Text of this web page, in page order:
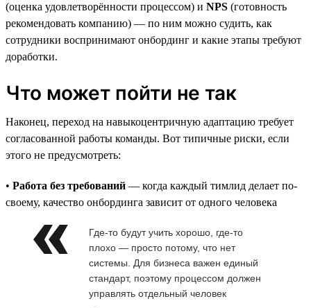
(оценка удовлетворённости процессом) и NPS (готовность
рекомендовать компанию) — по ним можно судить, как
сотрудники воспринимают онбординг и какие этапы требуют
доработки.
Что может пойти не так
Наконец, переход на навыкоцентричную адаптацию требует
согласованной работы команды. Вот типичные риски, если
этого не предусмотреть:
• Работа без требований — когда каждый тимлид делает по-
своему, качество онбординга зависит от одного человека
Где-то будут учить хорошо, где-то
плохо — просто потому, что нет
системы. Для бизнеса важен единый
стандарт, поэтому процессом должен
управлять отдельный человек